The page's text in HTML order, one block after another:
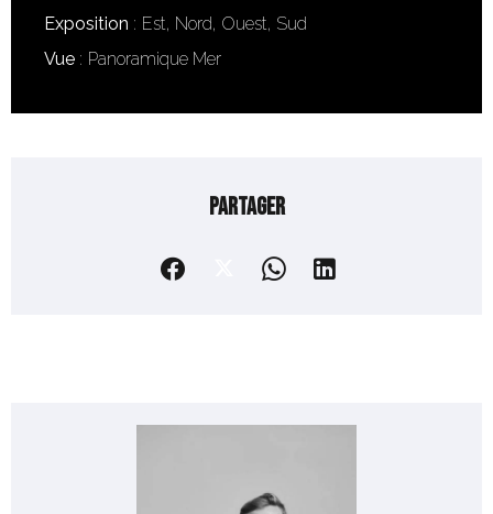
Exposition
Est, Nord, Ouest, Sud
Vue
Panoramique Mer
Partager